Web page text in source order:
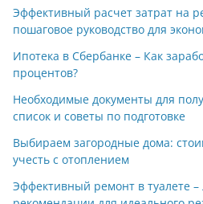
Эффективный расчет затрат на
пошаговое руководство для
Ипотека в Сбербанке – Как
процентов?
Необходимые документы для
список и советы по подготовке
Выбираем загородные дома:
учесть с отоплением
Эффективный ремонт в туалете